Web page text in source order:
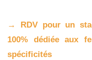
→ RDV pour un
100% dédiée aux
spécificités